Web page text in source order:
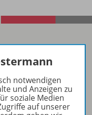
notwendigen
und Anzeigen zu
soziale Medien
auf unserer